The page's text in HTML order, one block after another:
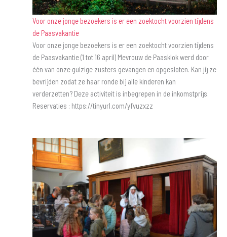
Voor onze jonge bezoekers is er een zoektocht voorzien tijdens
de Paasvakantie
Voor onze jonge bezoekers is er een zoektocht voorzien tijdens
de Paasvakantie (1 tot 16 april) Mevrouw de Paasklok werd door
één van onze gulzige zusters gevangen en opgesloten. Kan jij ze
bevrijden zodat ze haar ronde bij alle kinderen kan
verderzetten? Deze activiteit is inbegrepen in de inkomstprijs.
Reservaties : https://tinyurl.com/yfvuzxzz